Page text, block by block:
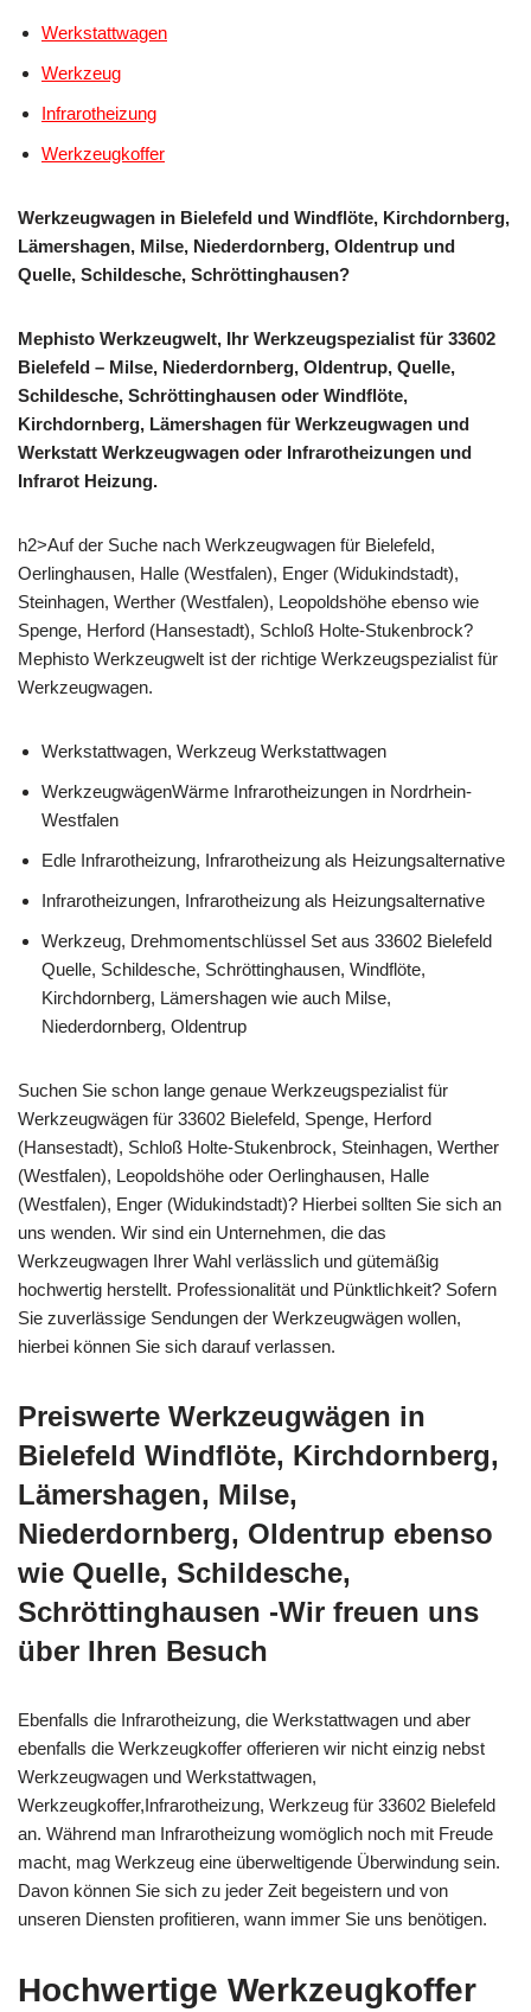
Werkstattwagen
Werkzeug
Infrarotheizung
Werkzeugkoffer
Werkzeugwagen in Bielefeld und Windflöte, Kirchdornberg,
Lämershagen, Milse, Niederdornberg, Oldentrup und
Quelle, Schildesche, Schröttinghausen?
Mephisto Werkzeugwelt, Ihr Werkzeugspezialist für 33602
Bielefeld – Milse, Niederdornberg, Oldentrup, Quelle,
Schildesche, Schröttinghausen oder Windflöte,
Kirchdornberg, Lämershagen für Werkzeugwagen und
Werkstatt Werkzeugwagen oder Infrarotheizungen und
Infrarot Heizung.
h2>Auf der Suche nach Werkzeugwagen für Bielefeld,
Oerlinghausen, Halle (Westfalen), Enger (Widukindstadt),
Steinhagen, Werther (Westfalen), Leopoldshöhe ebenso wie
Spenge, Herford (Hansestadt), Schloß Holte-Stukenbrock?
Mephisto Werkzeugwelt ist der richtige Werkzeugspezialist für
Werkzeugwagen.
Werkstattwagen, Werkzeug Werkstattwagen
WerkzeugwägenWärme Infrarotheizungen in Nordrhein-
Westfalen
Edle Infrarotheizung, Infrarotheizung als Heizungsalternative
Infrarotheizungen, Infrarotheizung als Heizungsalternative
Werkzeug, Drehmomentschlüssel Set aus 33602 Bielefeld
Quelle, Schildesche, Schröttinghausen, Windflöte,
Kirchdornberg, Lämershagen wie auch Milse,
Niederdornberg, Oldentrup
Suchen Sie schon lange genaue Werkzeugspezialist für
Werkzeugwägen für 33602 Bielefeld, Spenge, Herford
(Hansestadt), Schloß Holte-Stukenbrock, Steinhagen, Werther
(Westfalen), Leopoldshöhe oder Oerlinghausen, Halle
(Westfalen), Enger (Widukindstadt)? Hierbei sollten Sie sich an
uns wenden. Wir sind ein Unternehmen, die das
Werkzeugwagen Ihrer Wahl verlässlich und gütemäßig
hochwertig herstellt. Professionalität und Pünktlichkeit? Sofern
Sie zuverlässige Sendungen der Werkzeugwägen wollen,
hierbei können Sie sich darauf verlassen.
Preiswerte Werkzeugwägen in
Bielefeld Windflöte, Kirchdornberg,
Lämershagen, Milse,
Niederdornberg, Oldentrup ebenso
wie Quelle, Schildesche,
Schröttinghausen -Wir freuen uns
über Ihren Besuch
Ebenfalls die Infrarotheizung, die Werkstattwagen und aber
ebenfalls die Werkzeugkoffer offerieren wir nicht einzig nebst
Werkzeugwagen und Werkstattwagen,
Werkzeugkoffer,Infrarotheizung, Werkzeug für 33602 Bielefeld
an. Während man Infrarotheizung womöglich noch mit Freude
macht, mag Werkzeug eine überweltigende Überwindung sein.
Davon können Sie sich zu jeder Zeit begeistern und von
unseren Diensten profitieren, wann immer Sie uns benötigen.
Hochwertige Werkzeugkoffer